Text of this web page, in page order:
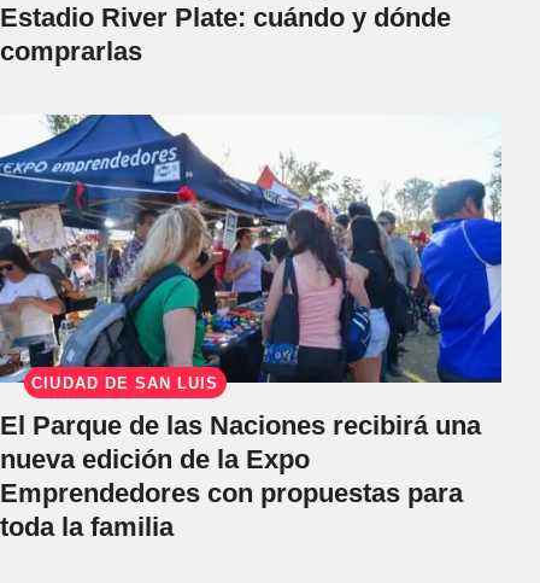
Estadio River Plate: cuándo y dónde
comprarlas
CIUDAD DE SAN LUIS
El Parque de las Naciones recibirá una
nueva edición de la Expo
Emprendedores con propuestas para
toda la familia